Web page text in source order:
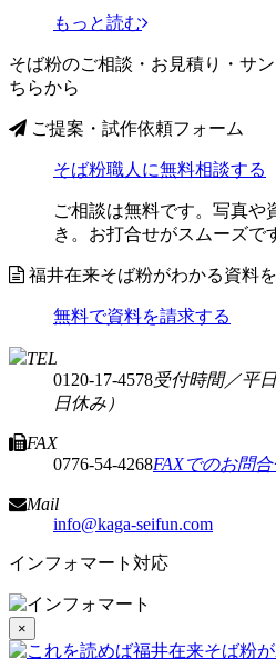
もっと読む
そば粉のご相談・お見積り・サ
ちらから
ご提案・試作依頼フォーム
そば粉職人に無料相談する
ご相談は無料です。写真や
き。お打合せがスムーズで
福井在来そば粉がわかる資料
無料で資料を請求する
TEL
0120-17-4578受付時間／平
日休み）
FAX
0776-54-4268FAXでのお問
Mail
info@kaga-seifun.com
インフォマート対応
×